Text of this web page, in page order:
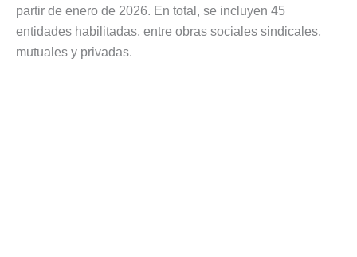
partir de enero de 2026. En total, se incluyen 45
entidades habilitadas, entre obras sociales sindicales,
mutuales y privadas.